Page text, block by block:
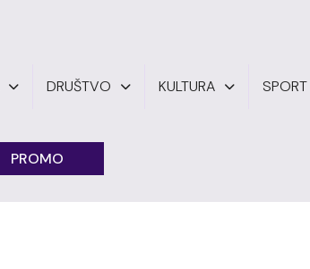
DRUŠTVO KULTURA SPORT
PROMO